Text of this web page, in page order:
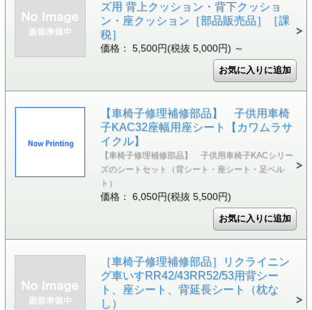
ズ用 背上クッション・背下クッショ
ン・座クッション［部品販売品］［課
税］
価格： 5,500円(税抜 5,000円) ～
【車椅子修理補修部品】 子供用車椅
子KAC32座幅用座シート【カワムラサ
イクル】
【車椅子修理補修部品】 子供用車椅子KACシリー
ズのシートセット（背シート・座シート・足ベル
ト）
価格： 6,050円(税抜 5,500円)
［車椅子修理補修部品］リクライニン
グ車いすRR42/43RR52/53用背シー
ト、座シート、背延長シート（枕な
し）